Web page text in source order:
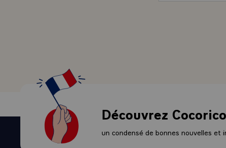
solution
Devant
unanimes
l'homme
que nous
Découvrez Cocorico
un condensé de bonnes nouvelles